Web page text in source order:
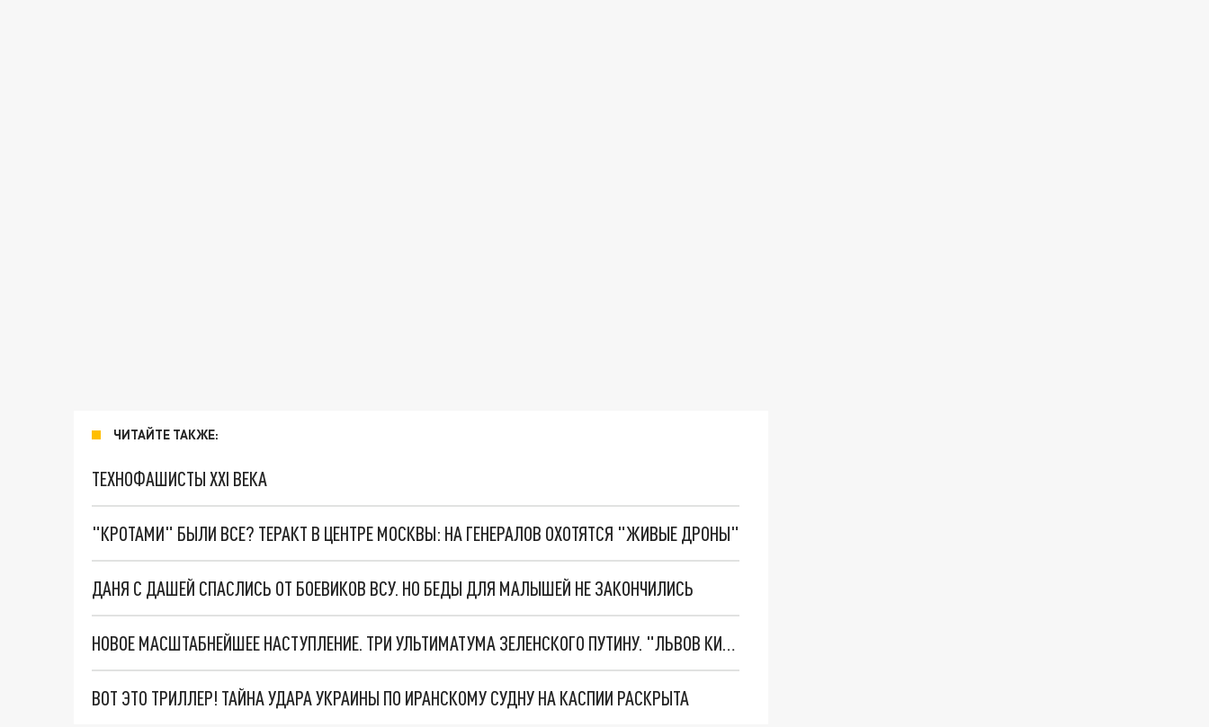
ЧИТАЙТЕ ТАКЖЕ:
ТЕХНОФАШИСТЫ XXI ВЕКА
"КРОТАМИ" БЫЛИ ВСЕ? ТЕРАКТ В ЦЕНТРЕ МОСКВЫ: НА ГЕНЕРАЛОВ ОХОТЯТСЯ "ЖИВЫЕ ДРОНЫ"
ДАНЯ С ДАШЕЙ СПАСЛИСЬ ОТ БОЕВИКОВ ВСУ. НО БЕДЫ ДЛЯ МАЛЫШЕЙ НЕ ЗАКОНЧИЛИСЬ
НОВОЕ МАСШТАБНЕЙШЕЕ НАСТУПЛЕНИЕ. ТРИ УЛЬТИМАТУМА ЗЕЛЕНСКОГО ПУТИНУ. "ЛЬВОВ КИМА" ПОСТАВЯТ НА ПВО? ГЛОБАЛЬНЫЙ ПРОРЫВ ПОД ЗАПОРОЖЬЕМ
ВОТ ЭТО ТРИЛЛЕР! ТАЙНА УДАРА УКРАИНЫ ПО ИРАНСКОМУ СУДНУ НА КАСПИИ РАСКРЫТА